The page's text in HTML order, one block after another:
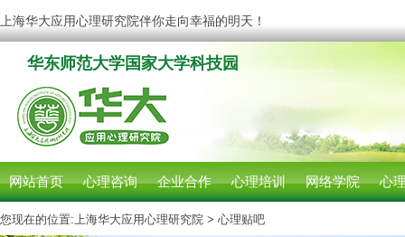
上海华大应用心理研究院伴你走向幸福的明天！
华东师范大学国家大学科技园
网站首页 心理咨询 企业合作 心理培训 网络学院 心
您现在的位置:上海华大应用心理研究院 > 心理贴吧